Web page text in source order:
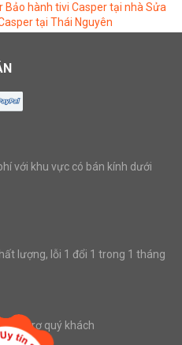
Bảo hành tivi Casper tại nhà Sửa
tại Thái Nguyên
với khu vực có bán kính dưới
lượng, lỗi 1 đổi 1 trong 1 tháng
hỗ trợ quý khách